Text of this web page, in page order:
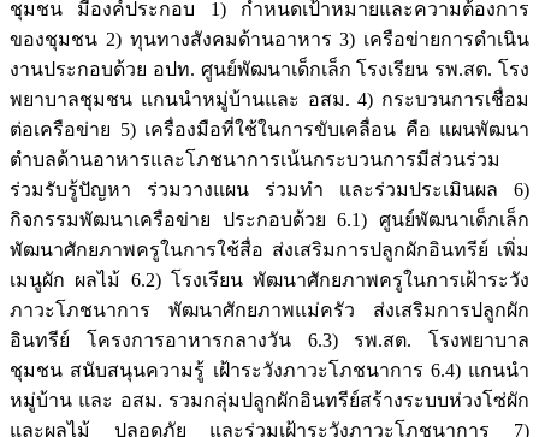
ชุมชน มีองค์ประกอบ 1) กำหนดเป้าหมายและความต้องการ
ของชุมชน 2) ทุนทางสังคมด้านอาหาร 3) เครือข่ายการดำเนิน
งานประกอบด้วย อปท. ศูนย์พัฒนาเด็กเล็ก โรงเรียน รพ.สต. โรง
พยาบาลชุมชน แกนนำหมู่บ้านและ อสม. 4) กระบวนการเชื่อม
ต่อเครือข่าย 5) เครื่องมือที่ใช้ในการขับเคลื่อน คือ แผนพัฒนา
ตำบลด้านอาหารและโภชนาการเน้นกระบวนการมีส่วนร่วม
ร่วมรับรู้ปัญหา ร่วมวางแผน ร่วมทำ และร่วมประเมินผล 6)
กิจกรรมพัฒนาเครือข่าย ประกอบด้วย 6.1) ศูนย์พัฒนาเด็กเล็ก
พัฒนาศักยภาพครูในการใช้สื่อ ส่งเสริมการปลูกผักอินทรีย์ เพิ่ม
เมนูผัก ผลไม้ 6.2) โรงเรียน พัฒนาศักยภาพครูในการเฝ้าระวัง
ภาวะโภชนาการ พัฒนาศักยภาพแม่ครัว ส่งเสริมการปลูกผัก
อินทรีย์ โครงการอาหารกลางวัน 6.3) รพ.สต. โรงพยาบาล
ชุมชน สนับสนุนความรู้ เฝ้าระวังภาวะโภชนาการ 6.4) แกนนำ
หมู่บ้าน และ อสม. รวมกลุ่มปลูกผักอินทรีย์สร้างระบบห่วงโซ่ผัก
และผลไม้ ปลอดภัย และร่วมเฝ้าระวังภาวะโภชนาการ 7)